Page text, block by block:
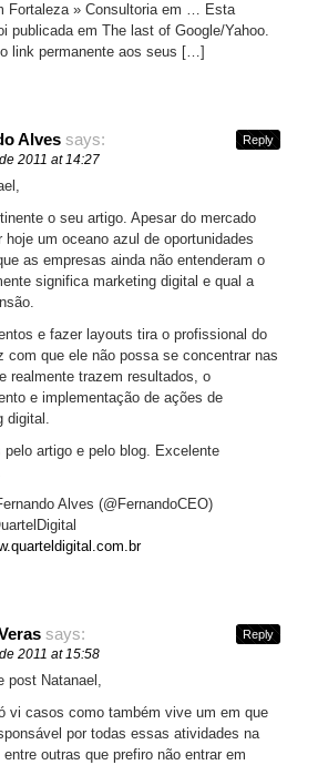
Fortaleza » Consultoria em … Esta
publicada em The last of Google/Yahoo.
link permanente aos seus […]
Alves says:
2011 at 14:27
o seu artigo. Apesar do mercado
hoje um oceano azul de oportunidades
as empresas ainda não entenderam o
significa marketing digital e qual a
e fazer layouts tira o profissional do
com que ele não possa se concentrar nas
realmente trazem resultados, o
e implementação de ações de
digital.
pelo artigo e pelo blog. Excelente
Alves (@FernandoCEO)
Reply
says:
2011 at 15:58
post Natanael,
vi casos como também vive um em que
por todas essas atividades na
outras que prefiro não entrar em
Reply